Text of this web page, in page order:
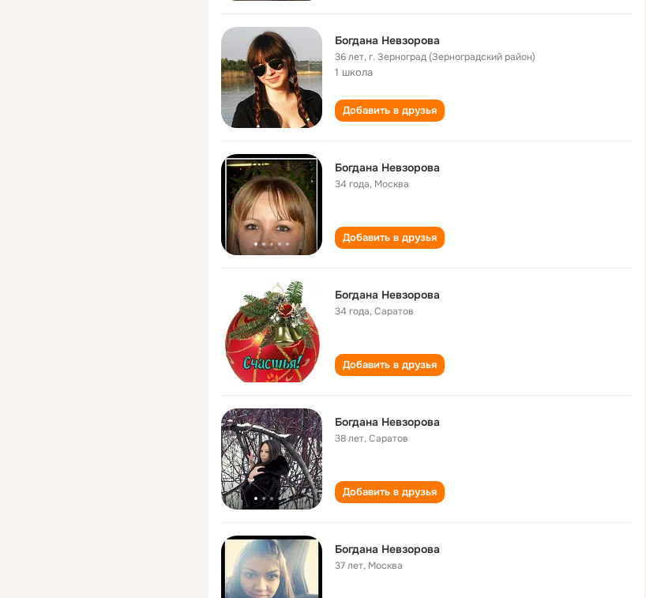
Богдана Невзорова
36 лет,г. Зерноград (Зерноградский район)
1 школа
Добавить в друзья
Богдана Невзорова
34 года, Москва
Добавить в друзья
Богдана Невзорова
34 года,Саратов
Добавить в друзья
Богдана Невзорова
38 лет,Саратов
Добавить в друзья
Богдана Невзорова
37 лет, Москва